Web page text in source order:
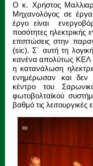
Ο κ. Χρήστος
Μηχανολόγος σε έργα
έργο είναι
ποσότητες ηλεκτρικής
επιπτώσεις στην
(sic). Σ΄ αυτή τη
κανένα απολύτως ΚΕΛ
η κατανάλωση
ενημέρωσαν και δεν
κέντρο του
φωτοβολταϊκού
βαθμό τις